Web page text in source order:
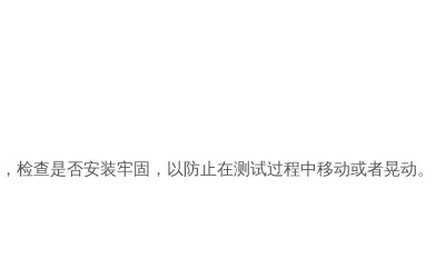
查是否安装牢固，以防止在测试过程中移动或者晃动。